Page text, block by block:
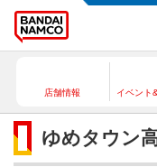
店舗情報 イベント
ゆめタウン